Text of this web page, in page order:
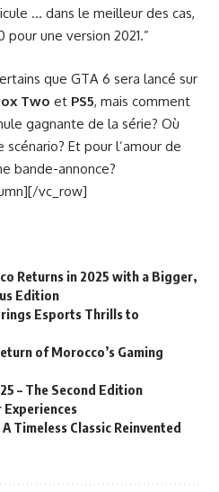
… dans le meilleur des cas,
une version 2021.”
que GTA 6 sera lancé sur
Two et PS5, mais comment
gagnante de la série? Où
Et pour l’amour de
bande-annonce?
vc_row]
Returns in 2025 with a Bigger,
Edition
Esports Thrills to
of Morocco’s Gaming
– The Second Edition
Timeless Classic Reinvented